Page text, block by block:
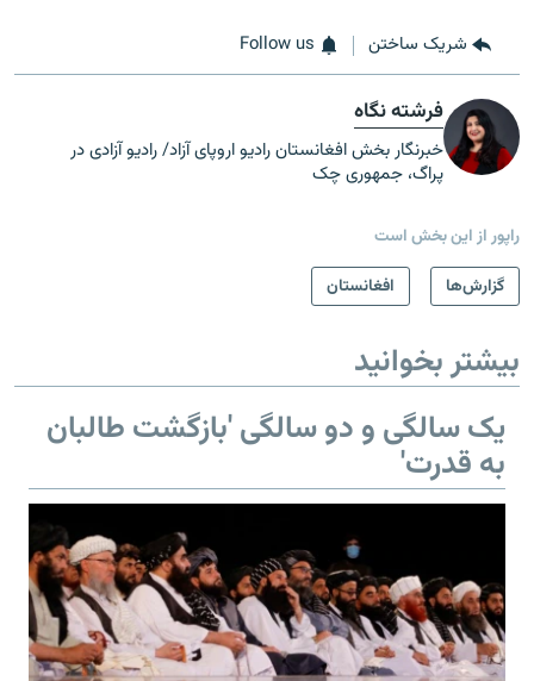
شریک ساختن Follow us
فرشته نگاه
خبرنگار بخش افغانستان رادیو اروپای آزاد/ رادیو آزادی در
پراگ، جمهوری چک
راپور از این بخش است
گزارش‌ها
افغانستان
بیشتر بخوانید
یک سالگی و دو سالگی 'بازگشت طالبان
به قدرت'